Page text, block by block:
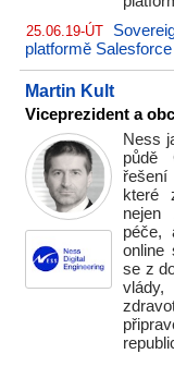
25.06.19-ÚT
platformě Salesforce
Martin Kult
Viceprezident a
Ness
půdě
řešení
které
nejen
péče,
online
se z
vlády,